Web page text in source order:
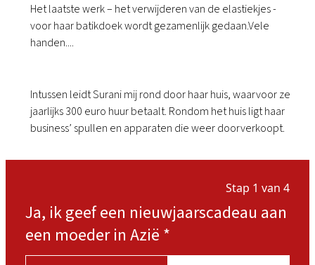
Het laatste werk – het verwijderen van de elastiekjes -
voor haar batikdoek wordt gezamenlijk gedaan.Vele
handen....
Intussen leidt Surani mij rond door haar huis, waarvoor ze
jaarlijks 300 euro huur betaalt. Rondom het huis ligt haar
business’ spullen en apparaten die weer doorverkoopt.​
Stap 1 van 4
Ja, ik geef een nieuwjaarscadeau aan
een moeder in Azië *